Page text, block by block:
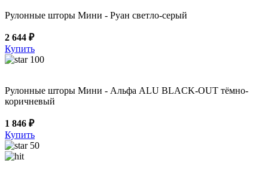
Рулонные шторы Мини - Руан светло-серый
2 644 ₽
Купить
100
Рулонные шторы Мини - Альфа ALU BLACK-OUT тёмно-
коричневый
1 846 ₽
Купить
50